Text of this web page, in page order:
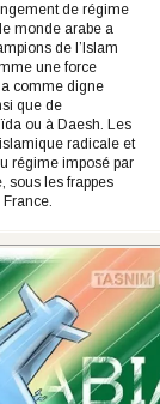
de régime
monde arabe a
de l’Islam
une force
comme digne
que de
ou à Daesh. Les
radicale et
régime imposé par
sous les frappes